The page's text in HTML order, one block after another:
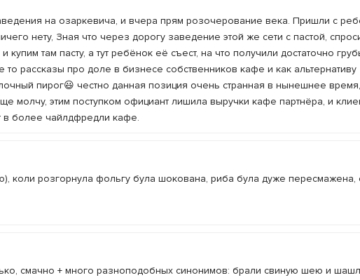
на озаркевича, и вчера прям розочерование века. Пришли с
нету, Зная что через дорогу заведение этой же сети с пастой,
там пасту, а тут ребёнок её съест, на что получили достаточно
то рассказы про доле в бизнесе собственников кафе и как альтернативу
пирог😃 честно данная позиция очень странная в нынешнее
молчу, этим поступком официант лишила выручки кафе партнёра, и
в более чайлдфредли кафе.
коли розгорнула фольгу була шокована, риба була дуже пересмажена,
смачно + много разноподобных синонимов: брали свиную шею и